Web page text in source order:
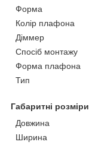
Форма
Колір плафона
Діммер
Спосіб монтажу
Форма плафона
Тип
Габаритні розміри
Довжина
Ширина